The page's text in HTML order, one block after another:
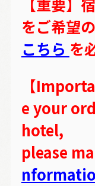
【重要】
をご希望
こちら を
【
e your
hotel,
please